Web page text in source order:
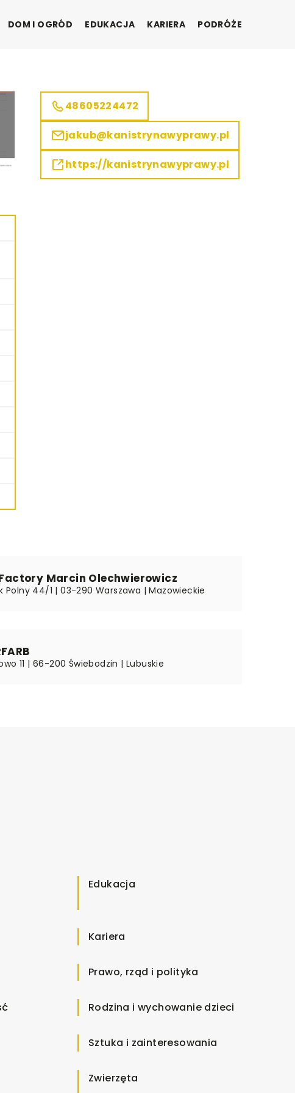
DOM I OGRÓD EDUKACJA KARIERA PODRÓŻE
48605224472
jakub@kanistrynawyprawy.pl
https://kanistrynawyprawy.pl
Marcin Olechwierowicz
Polny 44/1 | 03-290 Warszawa | Mazowieckie
11 | 66-200 Świebodzin | Lubuskie
Edukacja
Kariera
Prawo, rząd i polityka
Rodzina i wychowanie dzieci
Sztuka i zainteresowania
Zwierzęta